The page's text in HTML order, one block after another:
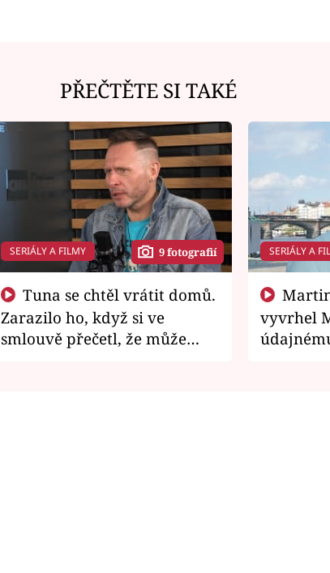
PŘEČTĚTE SI TAKÉ
SERIÁLY A FILMY 9 fotografií
Zarazilo ho, když si ve
smlouvě přečetl, že může
SERIÁLY A
vyvrhel